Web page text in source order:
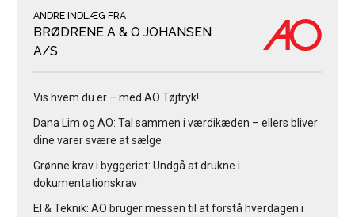
ANDRE INDLÆG FRA
BRØDRENE A & O JOHANSEN
A/S
Vis hvem du er – med AO Tøjtryk!
Dana Lim og AO: Tal sammen i værdikæden – ellers bliver
dine varer svære at sælge
Grønne krav i byggeriet: Undgå at drukne i
dokumentationskrav
El & Teknik: AO bruger messen til at forstå hverdagen i